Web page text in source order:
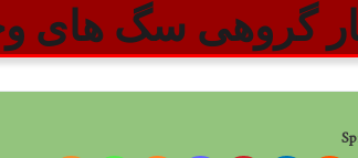
گروهی سگ های